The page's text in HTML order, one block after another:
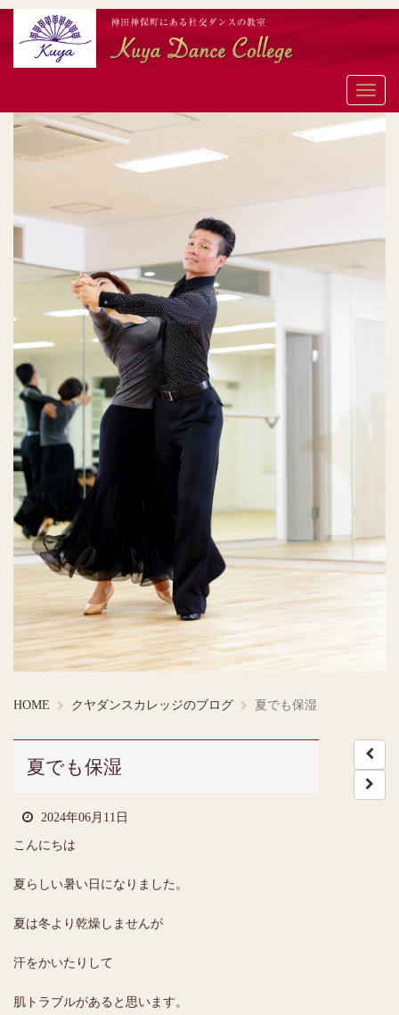
メ
ニ
HOME クヤダンスカレッジのブログ 夏でも保湿
夏でも保湿
2024年06月11日
こんにちは
夏らしい暑い日になりました。
夏は冬より乾燥しませんが
汗をかいたりして
肌トラブルがあると思います。